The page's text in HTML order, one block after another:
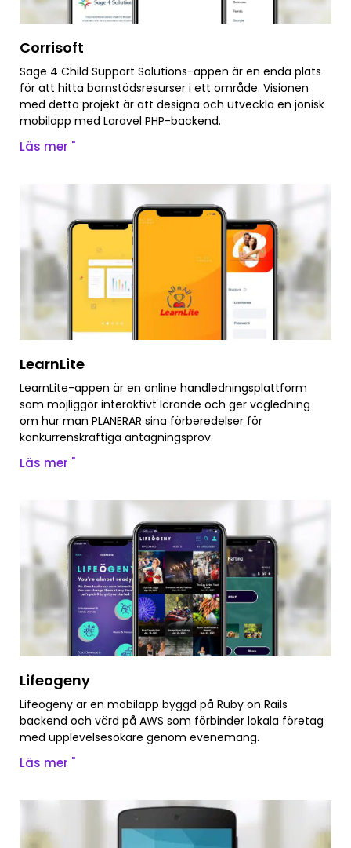
Corrisoft
Sage 4 Child Support Solutions-appen är en enda plats
för att hitta barnstödsresurser i ett område. Visionen
med detta projekt är att designa och utveckla en jonisk
mobilapp med Laravel PHP-backend.
Läs mer "
LearnLite
LearnLite-appen är en online handledningsplattform
som möjliggör interaktivt lärande och ger vägledning
om hur man PLANERAR sina förberedelser för
konkurrenskraftiga antagningsprov.
Läs mer "
Lifeogeny
Lifeogeny är en mobilapp byggd på Ruby on Rails
backend och värd på AWS som förbinder lokala företag
med upplevelsesökare genom evenemang.
Läs mer "